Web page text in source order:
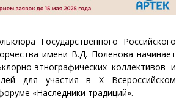
Государственного Российского
имени В.Д. Поленова начинает
этнографических коллективов и
для участия в X Всероссийском
«Наследники традиций».